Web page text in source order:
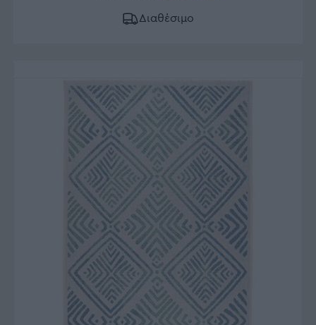
Διαθέσιμο